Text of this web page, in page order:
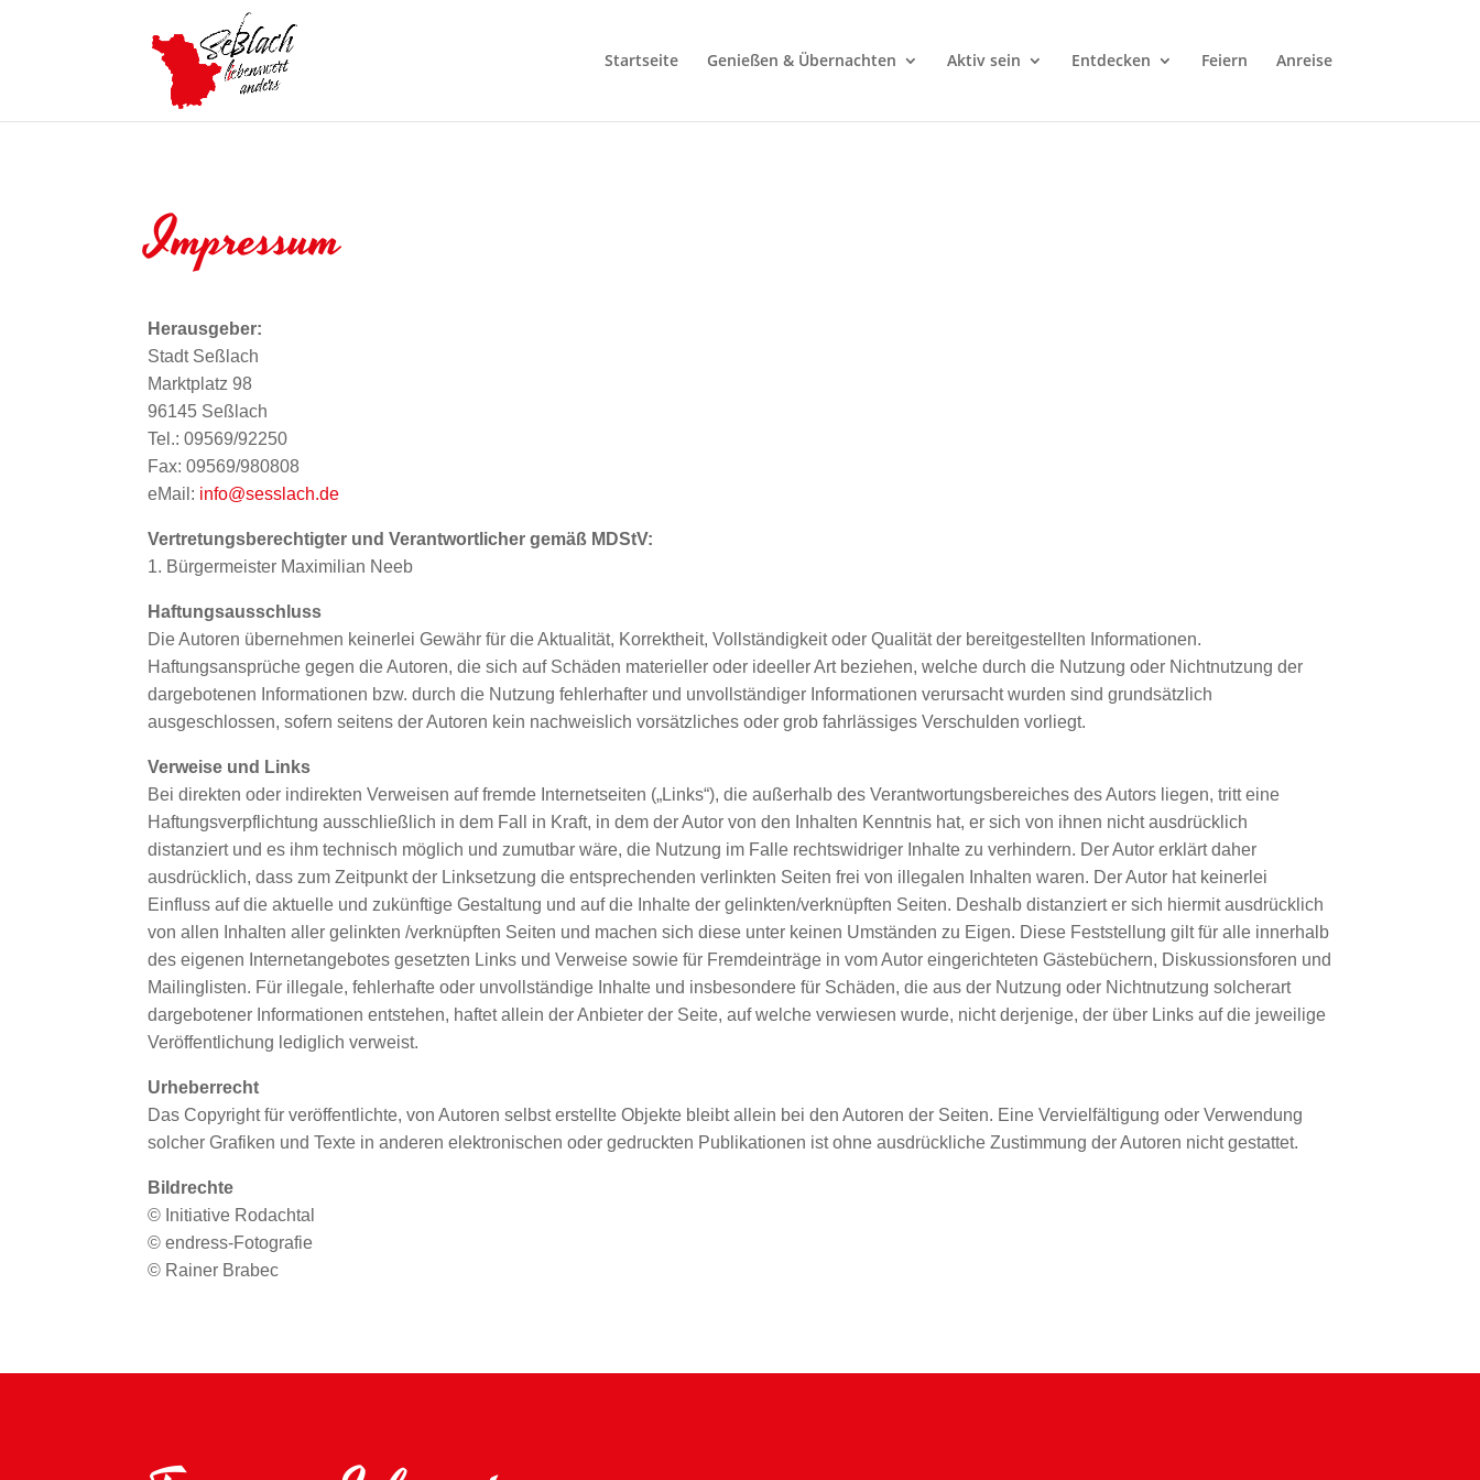
Startseite Genießen & Übernachten Aktiv sein Entdecken Feiern Anreise
Impressum
Herausgeber:
Stadt Seßlach
Marktplatz 98
96145 Seßlach
Tel.: 09569/92250
Fax: 09569/980808
eMail: info@sesslach.de
Vertretungsberechtigter und Verantwortlicher gemäß MDStV:
1. Bürgermeister Maximilian Neeb
Haftungsausschluss
Die Autoren übernehmen keinerlei Gewähr für die Aktualität, Korrektheit, Vollständigkeit oder Qualität der bereitgestellten Informationen.
Haftungsansprüche gegen die Autoren, die sich auf Schäden materieller oder ideeller Art beziehen, welche durch die Nutzung oder Nichtnutzung der
dargebotenen Informationen bzw. durch die Nutzung fehlerhafter und unvollständiger Informationen verursacht wurden sind grundsätzlich
ausgeschlossen, sofern seitens der Autoren kein nachweislich vorsätzliches oder grob fahrlässiges Verschulden vorliegt.
Verweise und Links
Bei direkten oder indirekten Verweisen auf fremde Internetseiten („Links“), die außerhalb des Verantwortungsbereiches des Autors liegen, tritt eine
Haftungsverpflichtung ausschließlich in dem Fall in Kraft, in dem der Autor von den Inhalten Kenntnis hat, er sich von ihnen nicht ausdrücklich
distanziert und es ihm technisch möglich und zumutbar wäre, die Nutzung im Falle rechtswidriger Inhalte zu verhindern. Der Autor erklärt daher
ausdrücklich, dass zum Zeitpunkt der Linksetzung die entsprechenden verlinkten Seiten frei von illegalen Inhalten waren. Der Autor hat keinerlei
Einfluss auf die aktuelle und zukünftige Gestaltung und auf die Inhalte der gelinkten/verknüpften Seiten. Deshalb distanziert er sich hiermit ausdrücklich
von allen Inhalten aller gelinkten /verknüpften Seiten und machen sich diese unter keinen Umständen zu Eigen. Diese Feststellung gilt für alle innerhalb
des eigenen Internetangebotes gesetzten Links und Verweise sowie für Fremdeinträge in vom Autor eingerichteten Gästebüchern, Diskussionsforen und
Mailinglisten. Für illegale, fehlerhafte oder unvollständige Inhalte und insbesondere für Schäden, die aus der Nutzung oder Nichtnutzung solcherart
dargebotener Informationen entstehen, haftet allein der Anbieter der Seite, auf welche verwiesen wurde, nicht derjenige, der über Links auf die jeweilige
Veröffentlichung lediglich verweist.
Urheberrecht
Das Copyright für veröffentlichte, von Autoren selbst erstellte Objekte bleibt allein bei den Autoren der Seiten. Eine Vervielfältigung oder Verwendung
solcher Grafiken und Texte in anderen elektronischen oder gedruckten Publikationen ist ohne ausdrückliche Zustimmung der Autoren nicht gestattet.
Bildrechte
© Initiative Rodachtal
© endress-Fotografie
© Rainer Brabec